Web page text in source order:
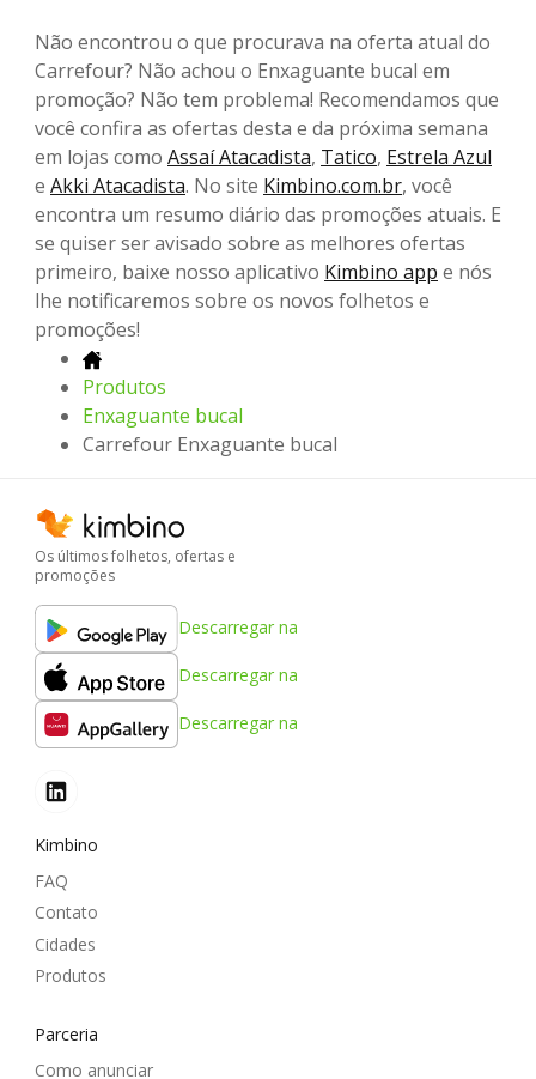
Não encontrou o que procurava na oferta atual do
Carrefour? Não achou o Enxaguante bucal em
promoção? Não tem problema! Recomendamos que
você confira as ofertas desta e da próxima semana
em lojas como Assaí Atacadista, Tatico, Estrela Azul
e Akki Atacadista. No site Kimbino.com.br, você
encontra um resumo diário das promoções atuais. E
se quiser ser avisado sobre as melhores ofertas
primeiro, baixe nosso aplicativo Kimbino app e nós
lhe notificaremos sobre os novos folhetos e
promoções!
Produtos
Enxaguante bucal
Carrefour Enxaguante bucal
Os últimos folhetos, ofertas e
promoções
Descarregar na
Descarregar na
Descarregar na
Kimbino
FAQ
Contato
Cidades
Produtos
Parceria
Como anunciar